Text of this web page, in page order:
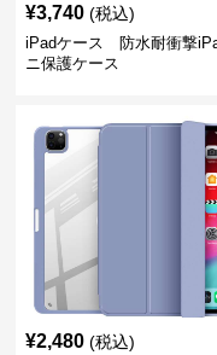
¥3,740 (税込)
iPadケース 防水耐衝撃
ニ保護ケース
¥2,480 (税込)